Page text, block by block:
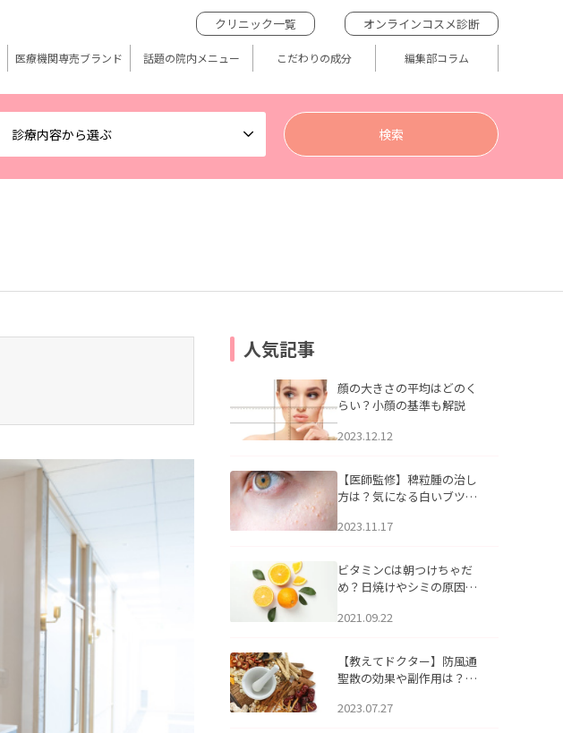
診療内容から選ぶ
クリニック一覧 オンラインコスメ診断
医療機関専売ブランド 話題の院内メニュー こだわりの成分 編集部コラム
人気記事
顔の大きさの平均はどのく
らい？小顔の基準も解説
2023.12.12
【医師監修】稗粒腫の治し
方は？気になる白いブツブ
アについて
2023.11.17
ビタミンCは朝つけちゃだ
め？日焼けやシミの原因に
2021.09.22
【教えてドクター】防風通
聖散の効果や副作用は？長
2023.07.27